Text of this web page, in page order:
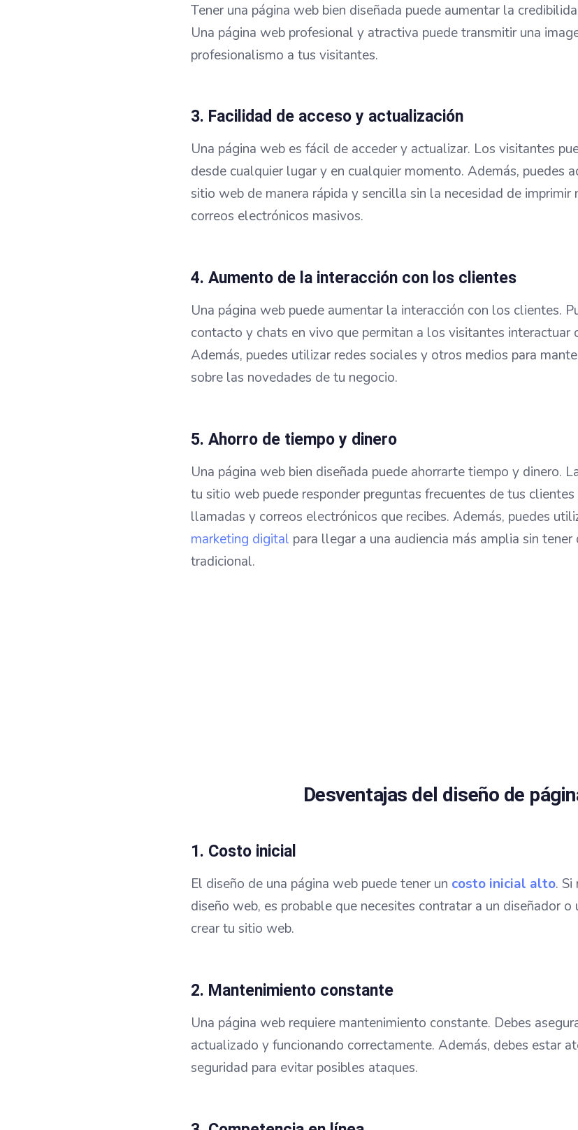
Tener una página web bien diseñada puede aumentar la
Una página web profesional y atractiva puede transmitir una
profesionalismo a tus visitantes.
3. Facilidad de acceso y actualización
Una página web es fácil de acceder y actualizar. Los visitantes
desde cualquier lugar y en cualquier momento. Además, puedes
sitio web de manera rápida y sencilla sin la necesidad de
correos electrónicos masivos.
4. Aumento de la interacción con los clientes
Una página web puede aumentar la interacción con los clientes.
contacto y chats en vivo que permitan a los visitantes interactuar
Además, puedes utilizar redes sociales y otros medios para
sobre las novedades de tu negocio.
5. Ahorro de tiempo y dinero
Una página web bien diseñada puede ahorrarte tiempo y dinero.
tu sitio web puede responder preguntas frecuentes de tus
llamadas y correos electrónicos que recibes. Además, puedes
marketing digital para llegar a una audiencia más amplia sin
tradicional.
Desventajas del diseño de
1. Costo inicial
El diseño de una página web puede tener un costo inicial alto.
diseño web, es probable que necesites contratar a un diseñador o
crear tu sitio web.
2. Mantenimiento constante
Una página web requiere mantenimiento constante. Debes
actualizado y funcionando correctamente. Además, debes estar
seguridad para evitar posibles ataques.